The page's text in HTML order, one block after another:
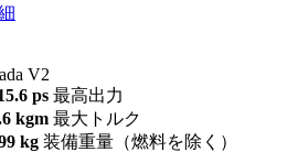
V2
ps 最高出力
kgm 最大トルク
kg 装備重量（燃料を除く）